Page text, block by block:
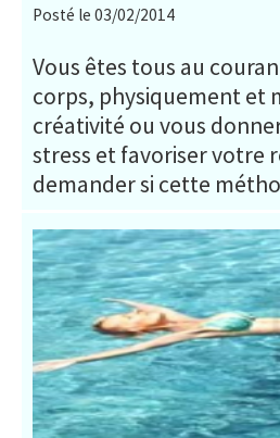
Posté le 03/02/2014
Vous êtes tous au
corps, physiquement et
créativité ou vous
stress et favoriser votre
demander si cette